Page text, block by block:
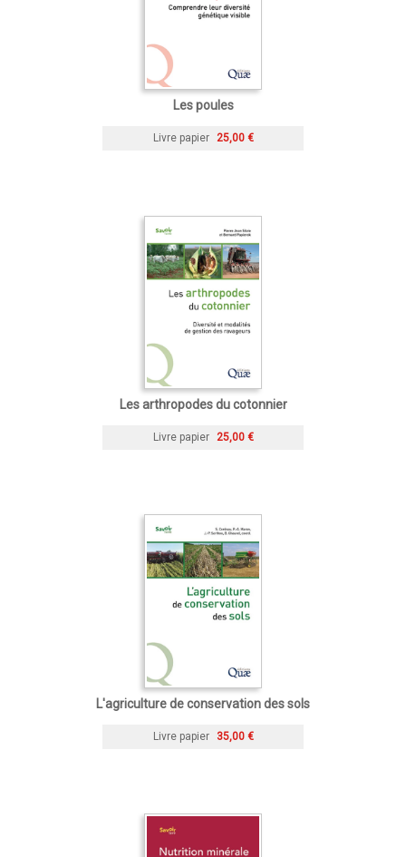
Les poules
Livre papier 25,00 €
Les arthropodes du cotonnier
Livre papier 25,00 €
L'agriculture de conservation des sols
Livre papier 35,00 €